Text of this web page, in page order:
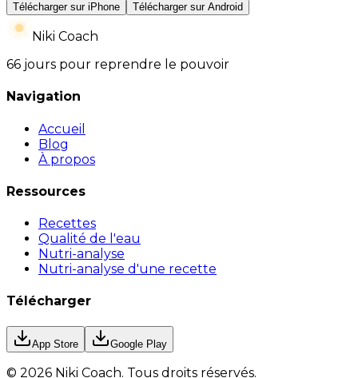
Télécharger sur iPhone Télécharger sur Android
Niki Coach
66 jours pour reprendre le pouvoir
Navigation
Accueil
Blog
À propos
Ressources
Recettes
Qualité de l'eau
Nutri-analyse
Nutri-analyse d'une recette
Télécharger
App Store Google Play
© 2026 Niki Coach. Tous droits réservés.